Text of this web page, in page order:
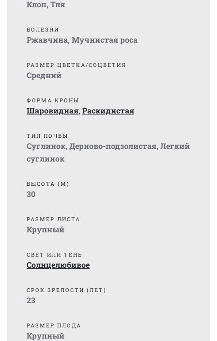
Клоп, Тля
БОЛЕЗНИ
Ржавчина, Мучнистая роса
РАЗМЕР ЦВЕТКА/СОЦВЕТИЯ
Средний
ФОРМА КРОНЫ
Шаровидная, Раскидистая
ТИП ПОЧВЫ
Суглинок, Дерново-подзолистая, Легкий
суглинок
ВЫСОТА (М)
30
РАЗМЕР ЛИСТА
Крупный
СВЕТ ИЛИ ТЕНЬ
Солнцелюбивое
СРОК ЗРЕЛОСТИ (ЛЕТ)
23
РАЗМЕР ПЛОДА
Крупный